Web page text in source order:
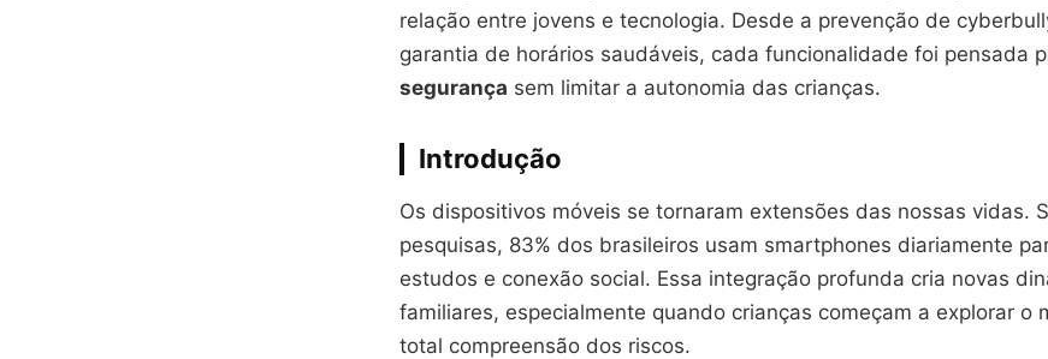
relação entre jovens e tecnologia. Desde a prevenção de
garantia de horários saudáveis, cada funcionalidade foi pensada
segurança sem limitar a autonomia das crianças.
Introdução
Os dispositivos móveis se tornaram extensões das nossas vidas.
pesquisas, 83% dos brasileiros usam smartphones diariamente
estudos e conexão social. Essa integração profunda cria novas
familiares, especialmente quando crianças começam a explorar o
total compreensão dos riscos.